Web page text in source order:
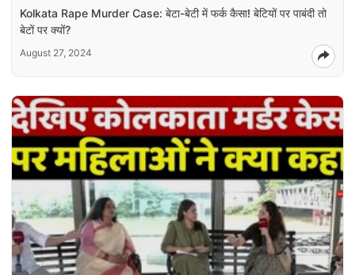
Kolkata Rape Murder Case: बेटा-बेटी में फर्क कैसा! बेटियों पर पाबंदी तो
बेटों पर क्यों?
August 27, 2024